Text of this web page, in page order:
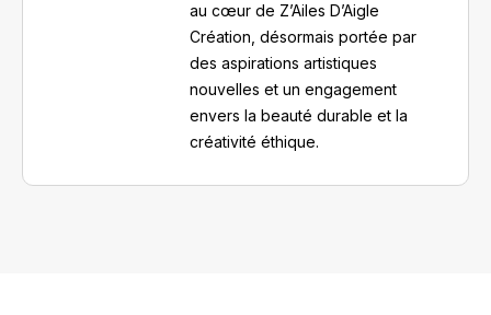
au cœur de Z’Ailes D’Aigle
Création, désormais portée par
des aspirations artistiques
nouvelles et un engagement
envers la beauté durable et la
créativité éthique.